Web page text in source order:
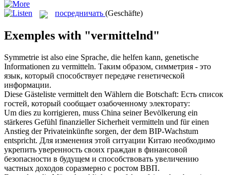
посредничать (Geschäfte)
Exemples with "vermittelnd"
Symmetrie ist also eine Sprache, die helfen kann, genetische
Informationen zu vermitteln. Таким образом, симметрия - это
язык, который способствует передаче генетической
информации.
Diese Gästeliste vermittelt den Wählern die Botschaft: Есть список
гостей, который сообщает озабоченному электорату:
Um dies zu korrigieren, muss China seiner Bevölkerung ein
stärkeres Gefühl finanzieller Sicherheit vermitteln und für einen
Anstieg der Privateinkünfte sorgen, der dem BIP-Wachstum
entspricht. Для изменения этой ситуации Китаю необходимо
укрепить уверенность своих граждан в финансовой
безопасности в будущем и способствовать увеличению
частных доходов соразмерно с ростом ВВП.